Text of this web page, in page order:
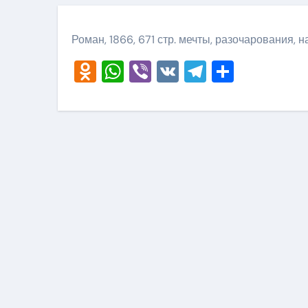
Роман, 1866, 671 стр. мечты, разочарования,
Odnoklassniki
WhatsApp
Viber
VKTelegram